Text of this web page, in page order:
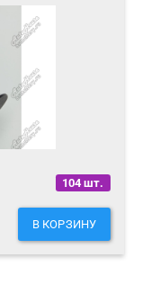
104 шт.
В КОРЗИНУ